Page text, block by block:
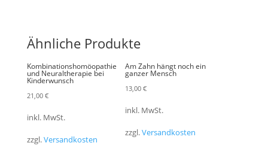
Ähnliche Produkte
Kombinationshomöopathie
und Neuraltherapie bei
Kinderwunsch
21,00 €
inkl. MwSt.
zzgl.Versandkosten
Am Zahn hängt noch ein
ganzer Mensch
13,00 €
inkl. MwSt.
zzgl.Versandkosten